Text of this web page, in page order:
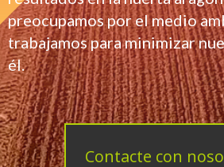
preocupamos por el medio
trabajamos para minimizar
él.
Contacte con